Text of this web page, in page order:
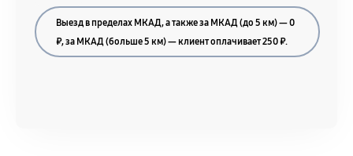
Выезд в пределах МКАД, а также за МКАД (до 5 км) — 0
₽, за МКАД (больше 5 км) — клиент оплачивает 250 ₽.